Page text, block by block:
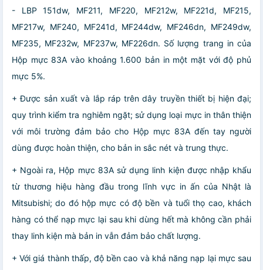
- LBP 151dw, MF211, MF220, MF212w, MF221d, MF215,
MF217w, MF240, MF241d, MF244dw, MF246dn, MF249dw,
MF235, MF232w, MF237w, MF226dn. Số lượng trang in của
Hộp mực 83A vào khoảng 1.600 bản in một mặt với độ phủ
mực 5%.
+ Được sản xuất và lắp ráp trên dây truyền thiết bị hiện đại;
quy trình kiểm tra nghiêm ngặt; sử dụng loại mực in thân thiện
với môi trường đảm bảo cho Hộp mực 83A đến tay người
dùng được hoàn thiện, cho bản in sắc nét và trung thực.
+ Ngoài ra, Hộp mực 83A sử dụng linh kiện được nhập khẩu
từ thương hiệu hàng đầu trong lĩnh vực in ấn của Nhật là
Mitsubishi; do đó hộp mực có độ bền và tuổi thọ cao, khách
hàng có thể nạp mực lại sau khi dùng hết mà không cần phải
thay linh kiện mà bản in vẫn đảm bảo chất lượng.
+ Với giá thành thấp, độ bền cao và khả năng nạp lại mực sau